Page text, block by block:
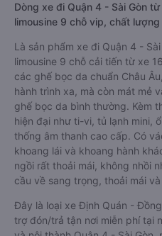
Dòng xe đi Quận 4 - Sài Gòn
limousine 9 chỗ vip, chất
Là sản phẩm xe đi Quận 4 -
limousine 9 chỗ cải tiến từ xe
các ghế bọc da chuẩn Châu
hành trình xa, mà còn mát mẻ
ghế bọc da bình thường. Kèm
hiện đại như ti-vi, tủ lạnh mini,
thống âm thanh cao cấp. Có
khoang lái và khoang hành
ngồi rất thoải mái, không nhồi
cầu về sang trọng, thoải mái
Đây là loại xe Định Quán -
trợ đón/trả tận nơi miễn phí tại